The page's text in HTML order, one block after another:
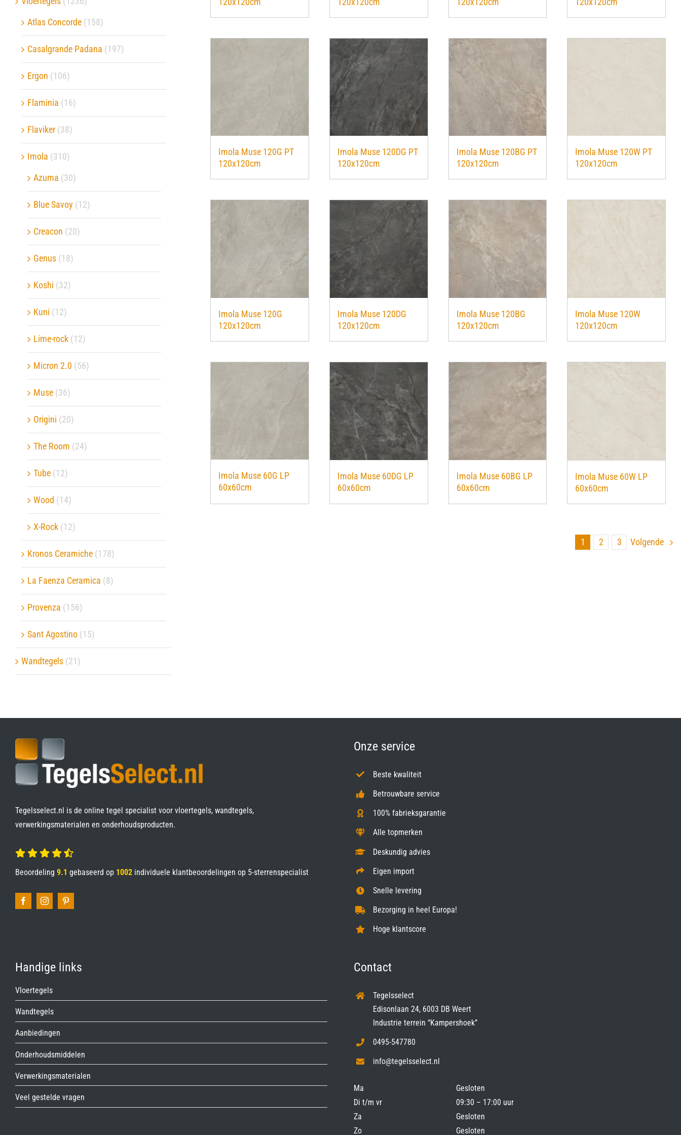
Verwerkingsmaterialen
Over ons
Contact
Imola Muse 120G PT
120x120cm
Imola Muse 120DG PT
120x120cm
Imola Muse 120BG PT
120x120cm
Imola Muse 120W PT
120x120cm
Imola Muse 120G
120x120cm
Imola Muse 120DG
120x120cm
Imola Muse 120BG
120x120cm
Imola Muse 120W
120x120cm
Imola Muse 60G LP
60x60cm
Imola Muse 60DG LP
60x60cm
Imola Muse 60BG LP
60x60cm
Imola Muse 60W LP
60x60cm
1 2 3 Volgende
Atlas Concorde (158)
Casalgrande Padana (197)
Ergon (106)
Flaminia (16)
Flaviker (38)
Imola (310)
Azuma (30)
Blue Savoy (12)
Creacon (20)
Genus (18)
Koshi (32)
Kuni (12)
Lime-rock (12)
Micron 2.0 (56)
Muse (36)
Origini (20)
The Room (24)
Tube (12)
Wood (14)
X-Rock (12)
Kronos Ceramiche (178)
La Faenza Ceramica (8)
Provenza (156)
Sant Agostino (15)
Wandtegels (21)
Tegelsselect.nl is de online tegel specialist voor vloertegels, wandtegels,
verwerkingsmaterialen en onderhoudsproducten.
Beoordeling 9.1 gebaseerd op 1002individuele klantbeoordelingen op 5-sterrenspecialist
Onze service
Beste kwaliteit
Betrouwbare service
100% fabrieksgarantie
Alle topmerken
Deskundig advies
Eigen import
Snelle levering
Bezorging in heel Europa!
Hoge klantscore
Handige links
Vloertegels
Wandtegels
Aanbiedingen
Onderhoudsmiddelen
Verwerkingsmaterialen
Veel gestelde vragen
Contact
Tegelsselect
Edisonlaan 24, 6003 DB Weert
Industrie terrein “Kampershoek”
0495-547780
info@tegelsselect.nl
Ma
Gesloten
Di t/m vr
09:30 – 17:00 uur
Za
Gesloten
Zo
Gesloten